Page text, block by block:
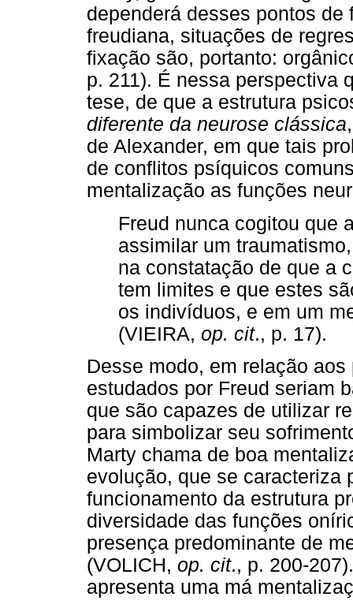
dependerá desses pontos
freudiana, situações de
fixação são, portanto:
p. 211). É nessa perspectiva
tese, de que a estrutura
diferente da neurose clássica
de Alexander, em que tais
de conflitos psíquicos
mentalização as funções
Freud nunca cogitou que
assimilar um
na constatação de que a
tem limites e que estes
os indivíduos, e em um
(VIEIRA, op. cit., p. 17).
Desse modo, em relação
estudados por Freud seriam
que são capazes de utilizar
para simbolizar seu
Marty chama de boa
evolução, que se caracteriza
funcionamento da estrutura
diversidade das funções
presença predominante de
(VOLICH, op. cit., p. 200-
apresenta uma má